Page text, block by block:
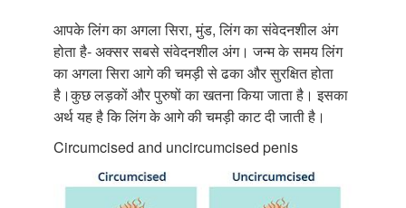
आपके लिंग का अगला सिरा, मुंड, लिंग का संवेदनशील अंग
होता है- अक्सर सबसे संवेदनशील अंग। जन्म के समय लिंग
का अगला सिरा आगे की चमड़ी से ढका और सुरक्षित होता
है।कुछ लड़कों और पुरुषों का खतना किया जाता है। इसका
अर्थ यह है कि लिंग के आगे की चमड़ी काट दी जाती है।
Circumcised and uncircumcised penis